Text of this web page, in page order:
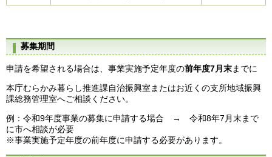
募集期間
申請を希望される場合は、事業実施予定年度の前年度7月末までに
本庁むらかみ暮らし推進課自治振興室またはお近くの支所地域振興
課総務管理室へご相談ください。
例：令和9年度事業の募集に申請する場合 → 令和8年7月末まで
に市へ相談が必要
※事業実施予定年度の前年度に申請する必要があります。